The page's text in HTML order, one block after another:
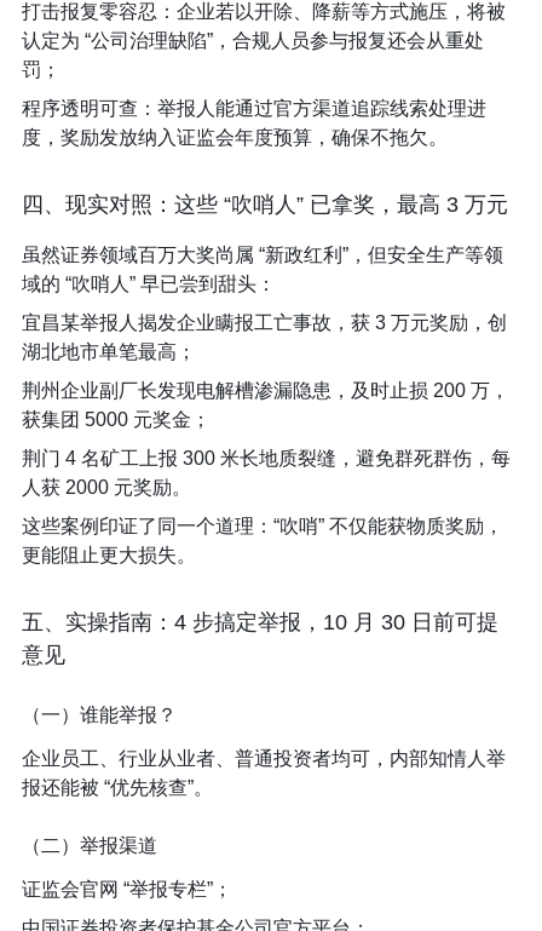
打击报复零容忍：企业若以开除、降薪等方式施压，将被
认定为 “公司治理缺陷”，合规人员参与报复还会从重处
罚；​
程序透明可查：举报人能通过官方渠道追踪线索处理进
度，奖励发放纳入证监会年度预算，确保不拖欠。​
四、现实对照：这些 “吹哨人” 已拿奖，最高 3 万元​
虽然证券领域百万大奖尚属 “新政红利”，但安全生产等领
域的 “吹哨人” 早已尝到甜头：​
宜昌某举报人揭发企业瞒报工亡事故，获 3 万元奖励，创
湖北地市单笔最高；​
荆州企业副厂长发现电解槽渗漏隐患，及时止损 200 万，
获集团 5000 元奖金；​
荆门 4 名矿工上报 300 米长地质裂缝，避免群死群伤，每
人获 2000 元奖励。​
这些案例印证了同一个道理：“吹哨” 不仅能获物质奖励，
更能阻止更大损失。​
五、实操指南：4 步搞定举报，10 月 30 日前可提
意见​
（一）谁能举报？​
企业员工、行业从业者、普通投资者均可，内部知情人举
报还能被 “优先核查”。​
（二）举报渠道​
证监会官网 “举报专栏”；​